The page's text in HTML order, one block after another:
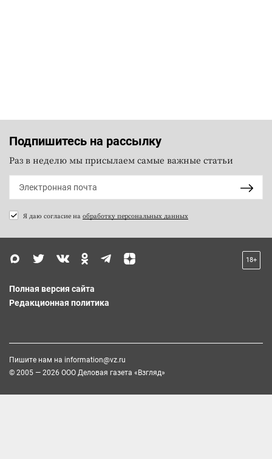
Подпишитесь на рассылку
Раз в неделю мы присылаем самые важные статьи
Я даю согласие на обработку персональных данных
18+
Полная версия сайта
Редакционная политика
Пишите нам на information@vz.ru
© 2005 — 2026 ООО Деловая газета «Взгляд»